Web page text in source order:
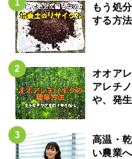
もう処
する方法
オオア
アレチ
や、発
高温・
い農業